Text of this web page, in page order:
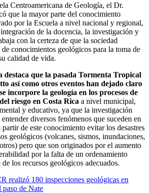
Centroamericana de Geología, el Dr.
que la mayor parte del conocimiento
por la Escuela a nivel nacional y regional,
de la docencia, la investigación y
con la certeza de que la sociedad
conocimientos geológicos para la toma de
calidad de vida.
destaca que la pasada Tormenta Tropical
así como otros eventos han dejado claro
incorpore la geología en los procesos de
riesgo en Costa Rica a nivel municipal,
y educativo, ya que la investigación
diversos fenómenos que suceden en
de este conocimiento evitar los desastres
geológicos (volcanes, sismos, inundaciones,
pero que son originados por el aumento
por la falta de un ordenamiento
los recursos geológicos adecuados.
180 inspecciones geológicas en
paso de Nate